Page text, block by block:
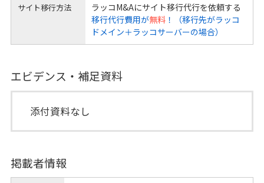
サイト移行方法
ラッコM&Aにサイト移行代行を依頼する
移行代行費用が無料！（移行先がラッコ
ドメイン＋ラッコサーバーの場合）
エビデンス・補足資料
添付資料なし
掲載者情報